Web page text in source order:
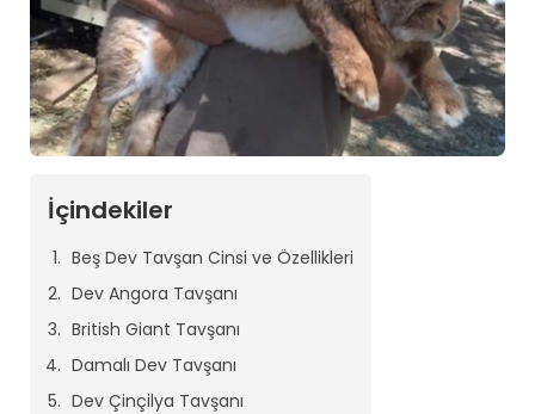
İçindekiler
Beş Dev Tavşan Cinsi ve Özellikleri
Dev Angora Tavşanı
British Giant Tavşanı
Damalı Dev Tavşanı
Dev Çinçilya Tavşanı